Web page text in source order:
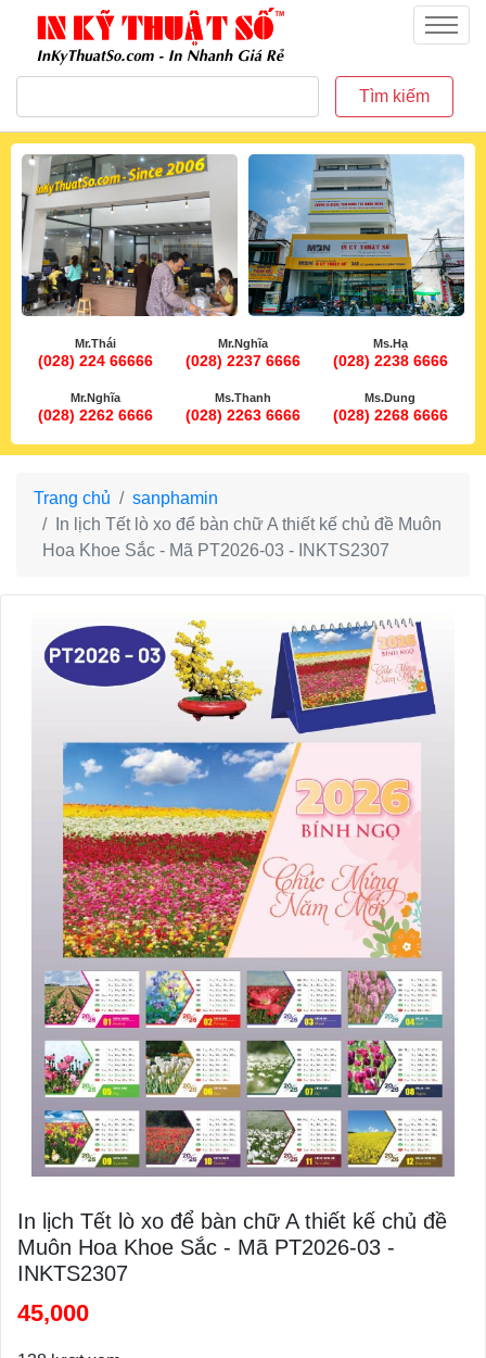
inkythuatso.com
Menu
Tìm kiếm
Mr.Thái
(028) 224 66666
Mr.Nghĩa
(028) 2237 6666
Ms.Hạ
(028) 2238 6666
Mr.Nghĩa
(028) 2262 6666
Ms.Thanh
(028) 2263 6666
Ms.Dung
(028) 2268 6666
Trang chủ
sanphamin
In lịch Tết lò xo để bàn chữ A thiết kế chủ đề Muôn
Hoa Khoe Sắc - Mã PT2026-03 - INKTS2307
In lịch Tết lò xo để bàn chữ A thiết kế chủ đề
Muôn Hoa Khoe Sắc - Mã PT2026-03 -
INKTS2307
45,000